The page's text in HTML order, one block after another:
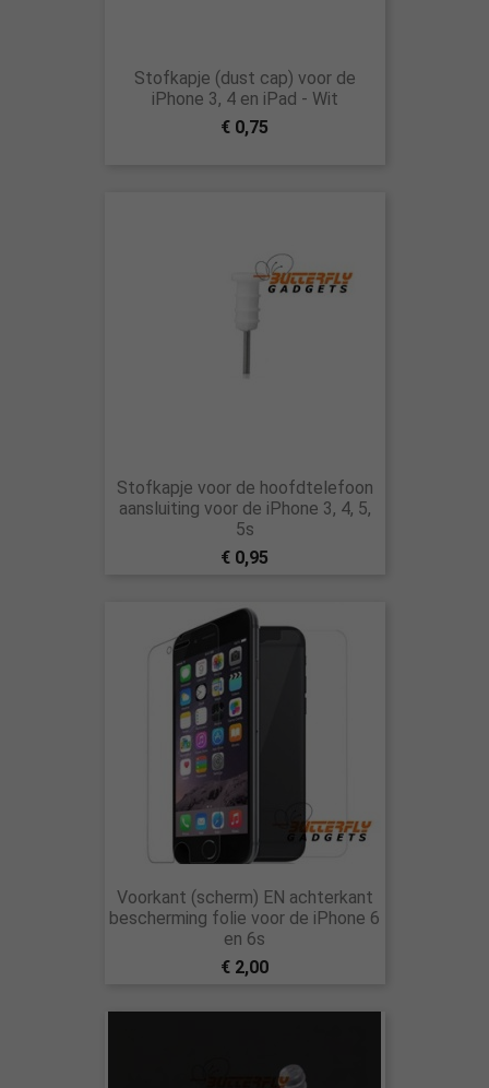
Stofkapje (dust cap) voor de
iPhone 3, 4 en iPad - Wit
€ 0,75
Stofkapje voor de hoofdtelefoon
aansluiting voor de iPhone 3, 4, 5,
5s
€ 0,95
Voorkant (scherm) EN achterkant
bescherming folie voor de iPhone 6
en 6s
€ 2,00